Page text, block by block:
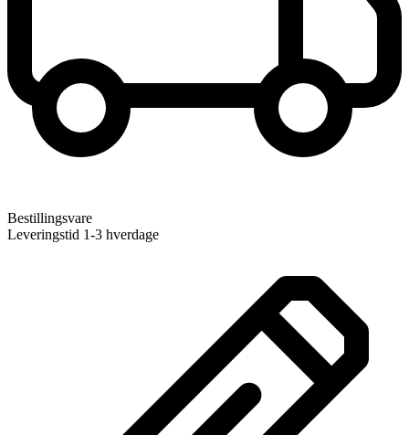
Bestillingsvare
Leveringstid 1-3 hverdage